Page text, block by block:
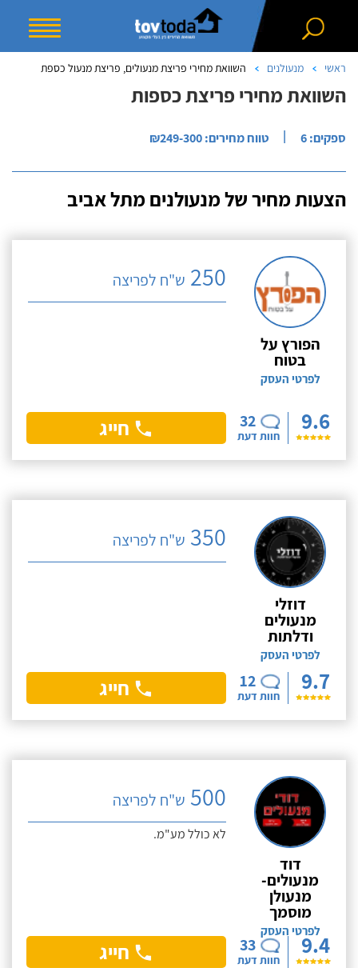
ראשי מנעולנים השוואת מחירי פריצת מנעולים, פריצת מנעול כספת
השוואת מחירי פריצת כספות
ספקים: 6 | טווח מחירים: ₪249-300
הצעות מחיר של מנעולנים מתל אביב
הפורץ על
בטוח
לפרטי העסק
9.6
32
חוות דעת
250 ש"ח לפריצה
חייג
דוזלי
מנעולים
ודלתות
לפרטי העסק
9.7
12
חוות דעת
350 ש"ח לפריצה
חייג
דוד
מנעולים-
מנעולן
מוסמך
לפרטי העסק
9.4
33
חוות דעת
500 ש"ח לפריצה
לא כולל מע"מ.
חייג